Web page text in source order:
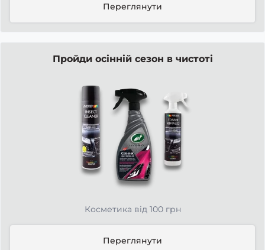
Переглянути
Пройди осінній сезон в чистоті
Косметика від 100 грн
Переглянути